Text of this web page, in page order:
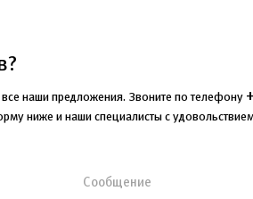
все наши предложения. Звоните по телефону
ниже и наши специалисты с
Сообщение